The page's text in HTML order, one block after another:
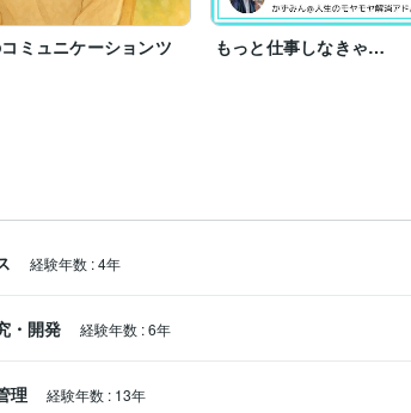
ミュニケーションツ
もっと仕事しなきゃ…
経験年数 :4年
・開発 経験年数 :6年
理 経験年数 : 13年